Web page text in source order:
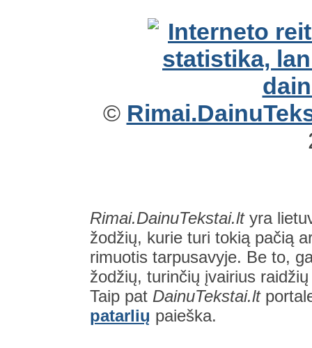
©
Rimai.DainuTekstai.ltyra
žodžių, kurie turi tokią pačią
rimuotis tarpusavyje. Be to,
žodžių, turinčių įvairius
Taip pat DainuTekstai.lt
patarlių paieška.